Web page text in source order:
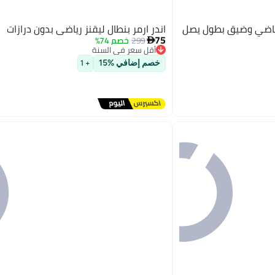
وضيق بطول يصل اندر ارمر بنطال ليقنز رياضي بدون درازات
75
299خصم 74%
أقل سعر في السنة
توصيل مجاني
أقل سعر في السنة
خصم إضافي %15 + 1